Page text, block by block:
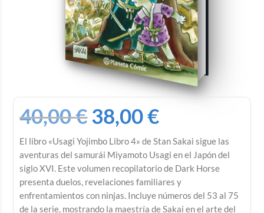
40,00€38,00€
El libro «Usagi Yojimbo Libro 4» de Stan Sakai sigue las
aventuras del samurái Miyamoto Usagi en el Japón del
siglo XVI. Este volumen recopilatorio de Dark Horse
presenta duelos, revelaciones familiares y
enfrentamientos con ninjas. Incluye números del 53 al 75
de la serie, mostrando la maestría de Sakai en el arte del